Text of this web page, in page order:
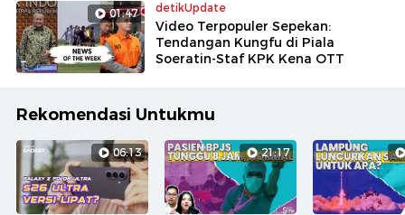
01:47 detikUpdate
Video Terpopuler Sepekan:
Tendangan Kungfu di Piala
Soeratin-Staf KPK Kena OTT
Rekomendasi Untukmu
06:13 21:17